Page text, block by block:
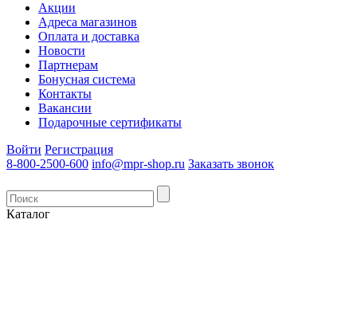
Акции
Адреса магазинов
Оплата и доставка
Новости
Партнерам
Бонусная система
Контакты
Вакансии
Подарочные сертификаты
Войти Регистрация
8-800-2500-600 info@mpr-shop.ru Заказать звонок
Каталог